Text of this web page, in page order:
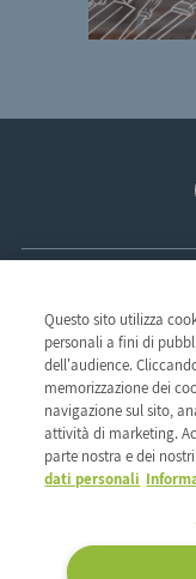
ZAC des Radars
1 & 3, rue René Clair
91350 Grigny - France
TEL : 01 69 02 57 00
FAX : 01 69 02 57 20
Seguici su:
Il gruppo
Cosa ci guida
La nostra rete
I nostri impegni di CSR
Pagina
Etica e
La
Professioni
Il nostro know-how
La nostra offerta
I nostri marchi
I nostri marchi propri
Questo sito utilizza
personali a fini di
dell'audience.
memorizzazione dei
navigazione sul sito,
attività di marketing.
parte nostra e dei
dati personali